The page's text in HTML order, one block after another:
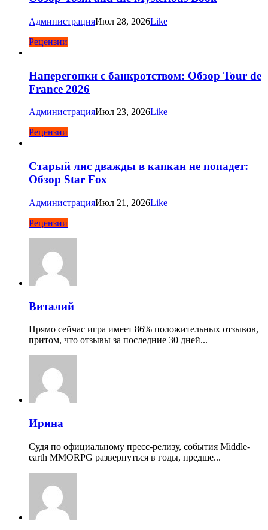
АдминистрацияИюл 28, 2026Like
Рецензии
Наперегонки с банкротством: Обзор Tour de
France 2026
АдминистрацияИюл 23, 2026Like
Рецензии
Старый лис дважды в капкан не попадет:
Обзор Star Fox
АдминистрацияИюл 21, 2026Like
Рецензии
Виталий
Прямо сейчас игра имеет 86% положительных отзывов,
притом, что отзывы за последние 30 дней...
Ирина
Судя по официальному пресс-релизу, события Middle-
earth MMORPG развернуться в годы, предше...